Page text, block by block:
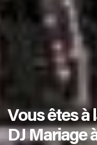
Vous êtes à
DJ Mariage